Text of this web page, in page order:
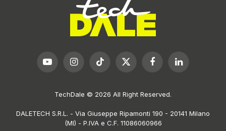
YouTubeInstagramTikTok
X
FacebookLinkedIn
TechDale © 2026 All Right Reserved.
DALETECH S.R.L. - Via Giuseppe Ripamonti 190 - 20141 Milano
(MI) - P.IVA e C.F. 11086060966